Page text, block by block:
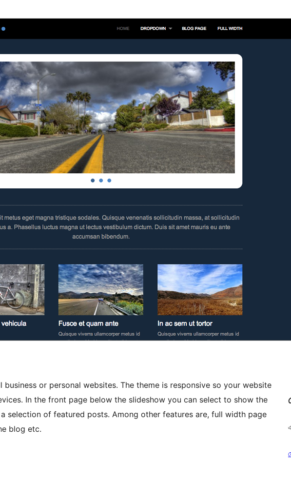
or personal websites. The theme is responsive so your website
In the front page below the slideshow you can select to show the
selection of featured posts. Among other features are, full width page
blog etc.